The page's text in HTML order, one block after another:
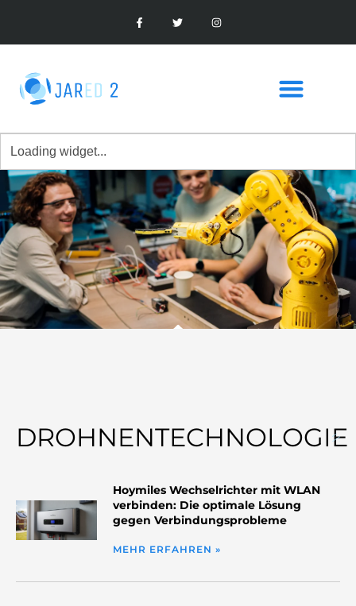
DROHNENTECHNOLOGIE
Hoymiles Wechselrichter mit WLAN
verbinden: Die optimale Lösung
gegen Verbindungsprobleme
MEHR ERFAHREN »